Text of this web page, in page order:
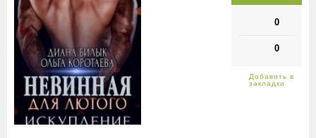
0
0